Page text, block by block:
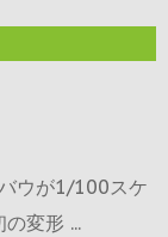
ウが1/100スケ
変形 ...